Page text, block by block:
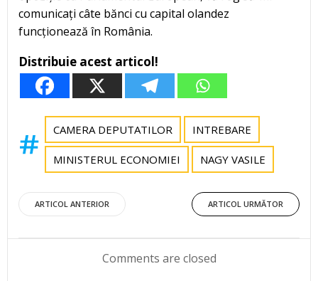
comunicați câte bănci cu capital olandez
funcționează în România.
Distribuie acest articol!
CAMERA DEPUTATILOR INTREBARE
MINISTERUL ECONOMIEI NAGY VASILE
Post
navigation
ARTICOL ANTERIOR
Post
navigation
ARTICOL URMĂTOR
Comments are closed